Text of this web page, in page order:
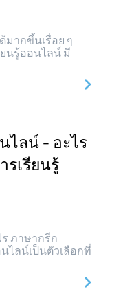
มากขึ้นเรื่อย ๆ
ยนรู้ออนไลน์ มี
ไลน์ - อะไร
เรียนรู้
ภาษากรีก
ไลน์เป็นตัวเลือกที่